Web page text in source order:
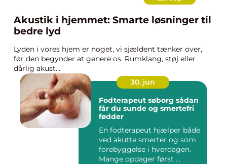
Akustik i hjemmet: Smarte løsninger til
bedre lyd
Lyden i vores hjem er noget, vi sjældent tænker over,
før den begynder at genere os. Rumklang, støj eller
dårlig akust...
30. jun
Fodterapeut søborg sådan
får du sunde og smertefri
fødder
En fodterapeut hjælper både
ved akutte smerter og som
forebyggelse i hverdagen.
Mange opdager først ...